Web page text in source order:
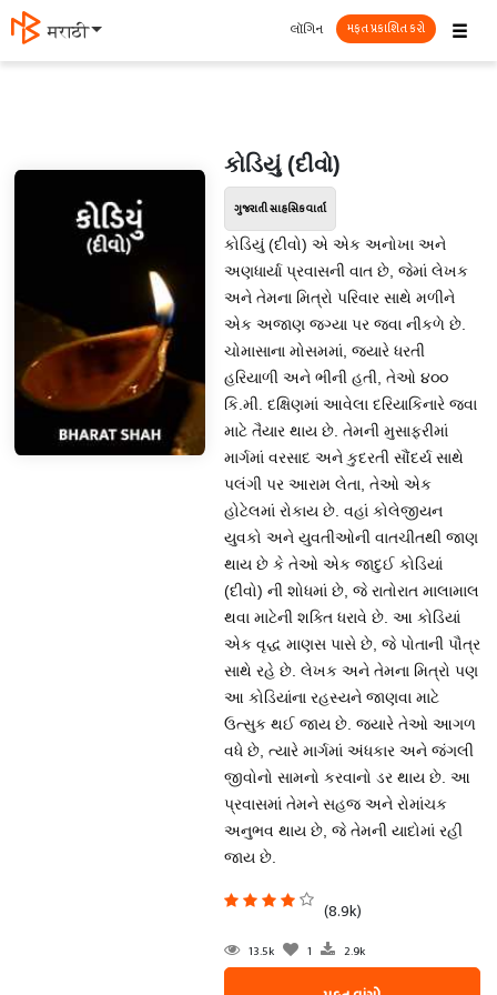
मराठी ☰
લૉગિન મફત પ્રકાશિત કરો
કોડિયું (દીવો)
ગુજરાતી સાહસિક વાર્તા
કોડિયું (દીવો) એ એક અનોખા અને
અણધાર્યા પ્રવાસની વાત છે, જેમાં લેખક
અને તેમના મિત્રો પરિવાર સાથે મળીને
એક અજાણ જગ્યા પર જવા નીકળે છે.
ચોમાસાના મોસમમાં, જ્યારે ધરતી
હરિયાળી અને ભીની હતી, તેઓ ૪૦૦
કિ.મી. દક્ષિણમાં આવેલા દરિયાકિનારે જવા
માટે તૈયાર થાય છે. તેમની મુસાફરીમાં
માર્ગમાં વરસાદ અને કુદરતી સૌંદર્ય સાથે
પલંગી પર આરામ લેતા, તેઓ એક
હોટેલમાં રોકાય છે. વહાં કોલેજીયન
યુવકો અને યુવતીઓની વાતચીતથી જાણ
થાય છે કે તેઓ એક જાદુઈ કોડિયાં
(દીવો) ની શોધમાં છે, જે રાતોરાત માલામાલ
થવા માટેની શક્તિ ધરાવે છે. આ કોડિયાં
એક વૃદ્ધ માણસ પાસે છે, જે પોતાની પૌત્ર
સાથે રહે છે. લેખક અને તેમના મિત્રો પણ
આ કોડિયાંના રહસ્યને જાણવા માટે
ઉત્સુક થઈ જાય છે. જ્યારે તેઓ આગળ
વધે છે, ત્યારે માર્ગમાં અંધકાર અને જંગલી
જીવોનો સામનો કરવાનો ડર થાય છે. આ
પ્રવાસમાં તેમને સહજ અને રોમાંચક
અનુભવ થાય છે, જે તેમની યાદોમાં રહી
જાય છે.
(8.9k)
13.5k 1 2.9k